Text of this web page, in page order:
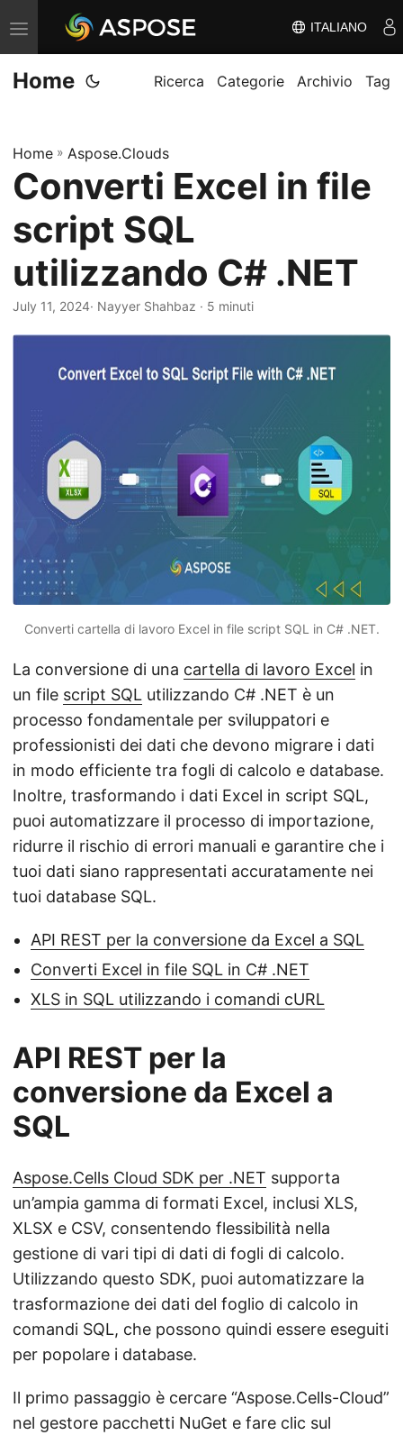
V
ä
x
n
a
i
e
r
i
ITALIANO
Home Ricerca Categorie Archivio Tag
Home » Aspose.Clouds
Converti Excel in file
script SQL
utilizzando C# .NET
July 11, 2024· Nayyer Shahbaz · 5 minuti
Converti cartella di lavoro Excel in file script SQL in C# .NET.
La conversione di una cartella di lavoro Excel in
un file script SQL utilizzando C# .NET è un
processo fondamentale per sviluppatori e
professionisti dei dati che devono migrare i dati
in modo efficiente tra fogli di calcolo e database.
Inoltre, trasformando i dati Excel in script SQL,
puoi automatizzare il processo di importazione,
ridurre il rischio di errori manuali e garantire che i
tuoi dati siano rappresentati accuratamente nei
tuoi database SQL.
API REST per la conversione da Excel a SQL
Converti Excel in file SQL in C# .NET
XLS in SQL utilizzando i comandi cURL
API REST per la
conversione da Excel a
SQL
Aspose.Cells Cloud SDK per .NET supporta
un’ampia gamma di formati Excel, inclusi XLS,
XLSX e CSV, consentendo flessibilità nella
gestione di vari tipi di dati di fogli di calcolo.
Utilizzando questo SDK, puoi automatizzare la
trasformazione dei dati del foglio di calcolo in
comandi SQL, che possono quindi essere eseguiti
per popolare i database.
Il primo passaggio è cercare “Aspose.Cells-Cloud”
nel gestore pacchetti NuGet e fare clic sul